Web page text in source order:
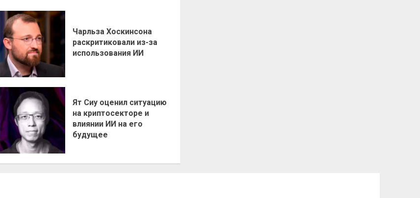
Чарльза Хоскинсона
раскритиковали из-за
использования ИИ
Ят Сиу оценил ситуацию
на криптосекторе и
влиянии ИИ на его
будущее